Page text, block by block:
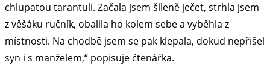
chlupatou tarantuli. Začala jsem šíleně ječet, strhla jsem
z věšáku ručník, obalila ho kolem sebe a vyběhla z
místnosti. Na chodbě jsem se pak klepala, dokud nepřišel
syn i s manželem,“ popisuje čtenářka.